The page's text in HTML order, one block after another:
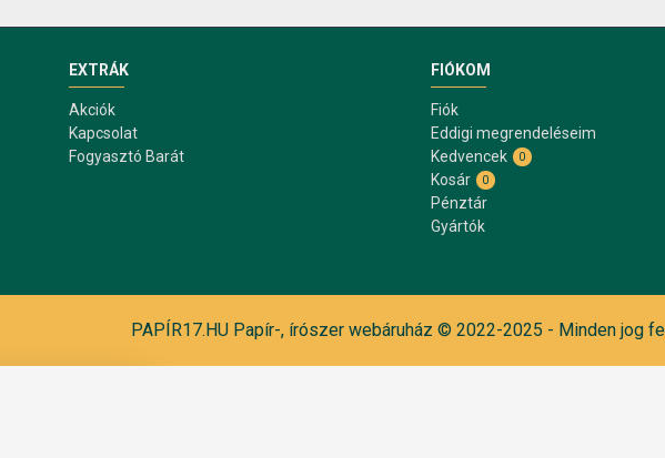
EXTRÁK
Akciók
Kapcsolat
Fogyasztó Barát
FIÓKOM
Fiók
Eddigi megrendeléseim
Kedvencek
0
Kosár 0
Pénztár
Gyártók
PAPÍR17.HU Papír-, írószer webáruház © 2022-2025 - Minden jog